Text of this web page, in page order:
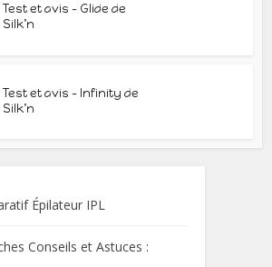
Test et avis – Glide de
Silk’n
Test et avis – Infinity de
Silk’n
Épilateur IPL
Conseils et Astuces :